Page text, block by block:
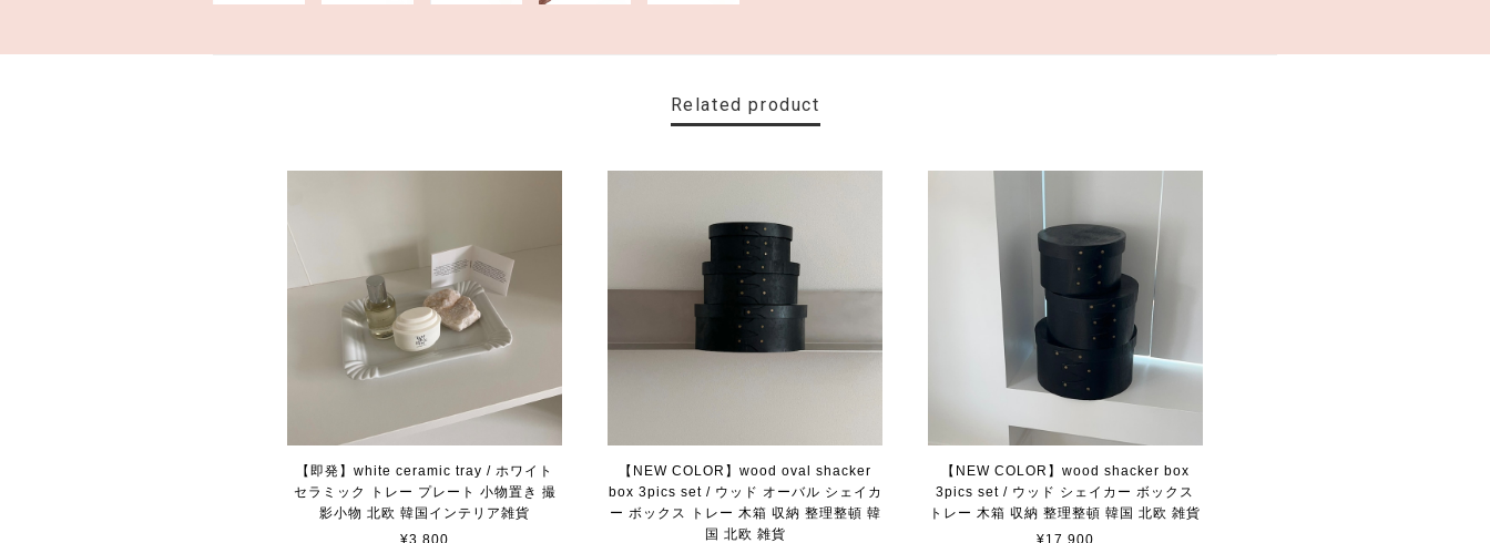
Related product
【即発】white ceramic tray / ホワイト
セラミック トレー プレート 小物置き 撮
影小物 北欧 韓国インテリア雑貨
¥3,800
【NEW COLOR】wood oval shacker
box 3pics set / ウッド オーバル シェイカ
ー ボックス トレー 木箱 収納 整理整頓 韓
国 北欧 雑貨
【NEW COLOR】wood shacker box
3pics set / ウッド シェイカー ボックス
トレー 木箱 収納 整理整頓 韓国 北欧 雑貨
¥17,900